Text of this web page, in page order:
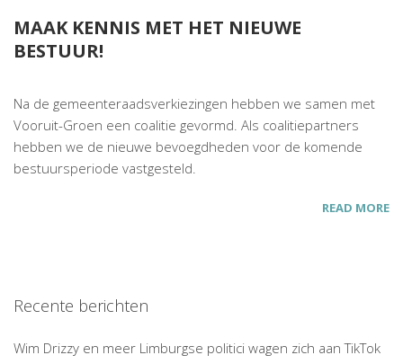
MAAK KENNIS MET HET NIEUWE
BESTUUR!
Na de gemeenteraadsverkiezingen hebben we samen met
Vooruit-Groen een coalitie gevormd. Als coalitiepartners
hebben we de nieuwe bevoegdheden voor de komende
bestuursperiode vastgesteld.
READ MORE
Recente berichten
Wim Drizzy en meer Limburgse politici wagen zich aan TikTok